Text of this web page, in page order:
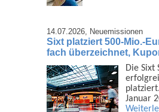
14.07.2026, Neuemissionen
Sixt platziert 500-Mio.-
fach überzeichnet,
Die Sixt
Januar